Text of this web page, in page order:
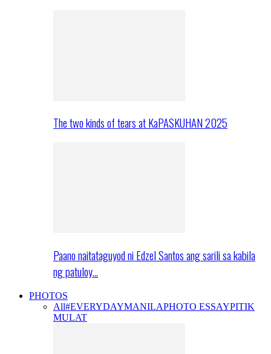
The two kinds of tears at KaPASKUHAN 2025
Paano naitataguyod ni Edzel Santos ang sarili sa kabila
ng patuloy…
PHOTOS
All#EVERYDAYMANILAPHOTO ESSAYPITIK
MULAT